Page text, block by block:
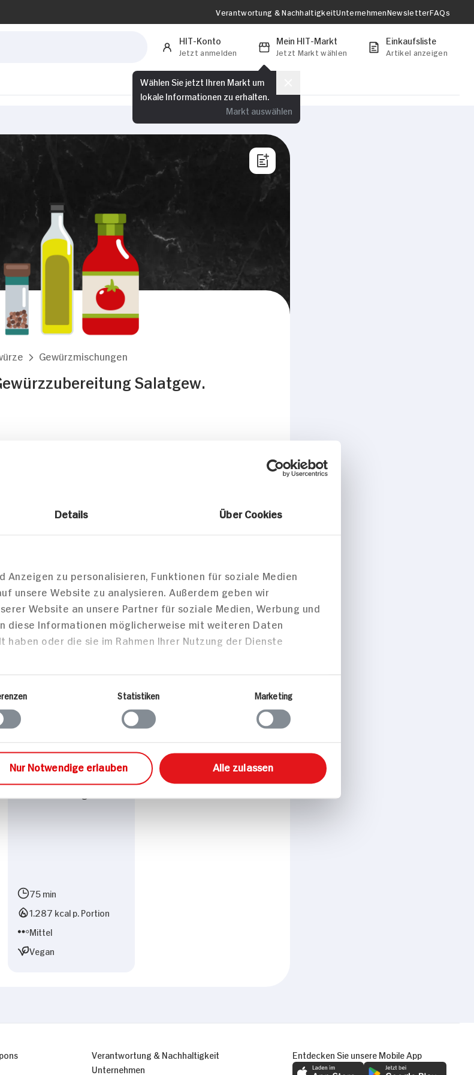
Details Über Cookies
Anzeigen zu personalisieren, Funktionen für soziale Medien
unsere Website zu analysieren. Außerdem geben wir
Website an unsere Partner für soziale Medien, Werbung und
diese Informationen möglicherweise mit weiteren Daten
oder die sie im Rahmen Ihrer Nutzung der Dienste
Statistiken Marketing
Nur Notwendige erlauben Alle zulassen
Verantwortung & NachhaltigkeitUnternehmenNewsletterFAQs
HIT-Konto
Jetzt anmelden
Mein HIT-Markt
Jetzt Markt wählen
Wählen Sie jetzt Ihren Markt um
lokale Informationen zu erhalten.
Markt auswählen
Einkaufsliste
Artikel anzeigen
Gewürzmischungen
Salatgew.
Zum Marktfinder
Ofengeröstete
Tomaten-Pfirsich-
Suppe mit Kräuter-
75 min
1.287 kcal p. Portion
Mittel
Vegan
Verantwortung & Nachhaltigkeit
Unternehmen
Entdecken Sie unsere Mobile App